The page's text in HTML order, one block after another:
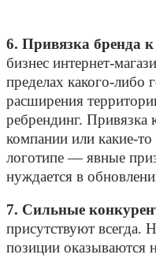
6. Привязка бренда к
бизнес интернет-
пределах какого-либо
расширения
ребрендинг. Привязка
компании или какие-
логотипе — явные
нуждается в
7. Сильные
присутствуют всегда.
позиции оказываются